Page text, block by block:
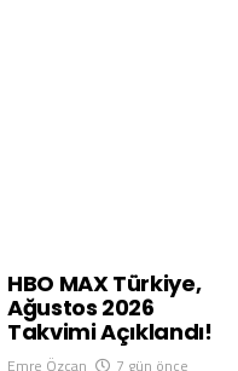
HBO MAX Türkiye,
Ağustos 2026
Takvimi Açıklandı!
Emre Özcan 7 gün önce